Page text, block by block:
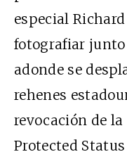
especial
fotografiar junto
adonde se
rehenes
revocación de
Protected